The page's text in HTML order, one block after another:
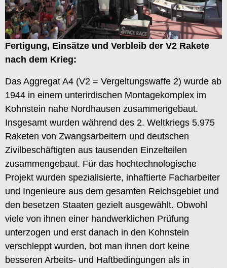
Fertigung, Einsätze und Verbleib der V2 Rakete
nach dem Krieg:
Das Aggregat A4 (V2 = Vergeltungswaffe 2) wurde ab
1944 in einem unterirdischen Montagekomplex im
Kohnstein nahe Nordhausen zusammengebaut.
Insgesamt wurden während des 2. Weltkriegs 5.975
Raketen von Zwangsarbeitern und deutschen
Zivilbeschäftigten aus tausenden Einzelteilen
zusammengebaut. Für das hochtechnologische
Projekt wurden spezialisierte, inhaftierte Facharbeiter
und Ingenieure aus dem gesamten Reichsgebiet und
den besetzen Staaten gezielt ausgewählt. Obwohl
viele von ihnen einer handwerklichen Prüfung
unterzogen und erst danach in den Kohnstein
verschleppt wurden, bot man ihnen dort keine
besseren Arbeits- und Haftbedingungen als in